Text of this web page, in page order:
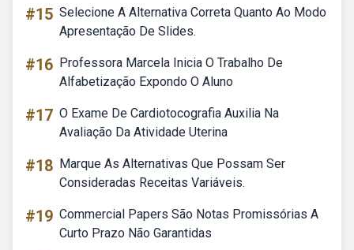
#15 Selecione A Alternativa Correta Quanto Ao Modo
Apresentação De Slides.
#16 Professora Marcela Inicia O Trabalho De
Alfabetização Expondo O Aluno
#17 O Exame De Cardiotocografia Auxilia Na
Avaliação Da Atividade Uterina
#18 Marque As Alternativas Que Possam Ser
Consideradas Receitas Variáveis.
#19 Commercial Papers São Notas Promissórias A
Curto Prazo Não Garantidas